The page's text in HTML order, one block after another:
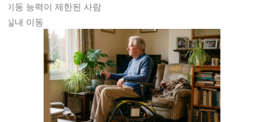
이동 능력이 제한된 사람
실내 이동